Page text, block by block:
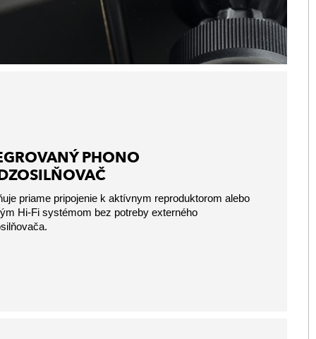
PHONO
priame pripojenie k aktívnym reproduktorom alebo
Hi-Fi systémom bez potreby externého